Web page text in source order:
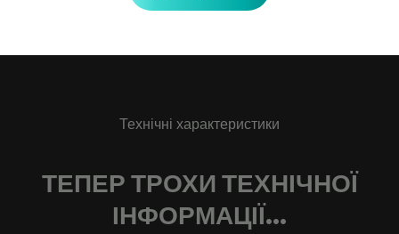
Технічні характеристики
ТЕПЕР ТРОХИ ТЕХНІЧНОЇ
ІНФОРМАЦІЇ...